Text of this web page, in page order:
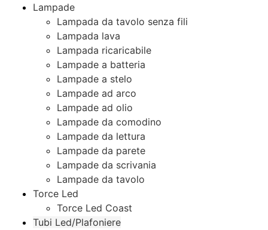
Lampade
Lampada da tavolo senza fili
Lampada lava
Lampada ricaricabile
Lampade a batteria
Lampade a stelo
Lampade ad arco
Lampade ad olio
Lampade da comodino
Lampade da lettura
Lampade da parete
Lampade da scrivania
Lampade da tavolo
Torce Led
Torce Led Coast
Tubi Led/Plafoniere